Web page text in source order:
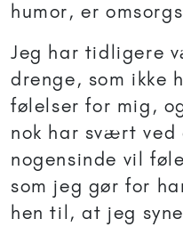
humor, er
Jeg har tidligere
drenge, som ikke
følelser for mig,
nok har svært
nogensinde vil
som jeg gør for
hen til, at jeg